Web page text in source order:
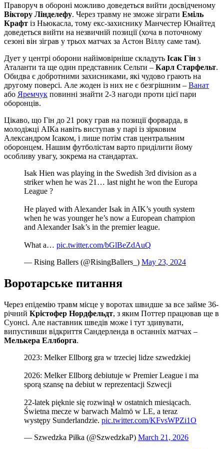
Праворуч в обороні можливо доведеться вийти досвідченому
Віктору Лінделефу. Через травму не зможе зіграти Еміль
Крафт із Ньюкасла, тому екс-захиснику Манчестер Юнайтед
доведеться вийти на незвичній позиції (хоча в поточному
сезоні він зіграв у трьох матчах за Астон Віллу саме там).
Дует у центрі оборони найімовірніше складуть Ісак Гін з
Аталанти та ще один представник Сельти – Карл Старфельт.
Обидва є добротними захисниками, які чудово грають на
другому поверсі. Але жоден із них не є безгрішним – Ванат
або Яремчук повинні знайти 2-3 нагоди проти цієї пари
оборонців.
Цікаво, що Гін до 21 року грав на позиції форварда, в
молодіжці АІКа навіть виступав у парі із зірковим
Александром Ісаком, і лише потім став центральним
оборонцем. Нашим футболістам варто приділити йому
особливу увагу, зокрема на стандартах.
Isak Hien was playing in the Swedish 3rd division as a
striker when he was 21… last night he won the Europa
League ?
He played with Alexander Isak in AIK’s youth system
when he was younger he’s now a European champion
and Alexander Isak’s in the premier league.
What a… pic.twitter.com/bGlBeZdAuQ
— Rising Ballers (@RisingBallers_) May 23, 2024
Воротарське питання
Через епідемію травм місце у воротах швидше за все займе 36-
річний Крістофер Нордфельдт, з яким Поттер працював ще в
Суонсі. Але наставник шведів може і тут здивувати,
випустивши відкриття Сандерленда в останніх матчах –
Мелькера Еллборга.
2023: Melker Ellborg gra w trzeciej lidze szwedzkiej
2026: Melker Ellborg debiutuje w Premier League i ma
sporą szansę na debiut w reprezentacji Szwecji
22-latek pięknie się rozwinął w ostatnich miesiącach.
Świetna mecze w barwach Malmö w LE, a teraz
występy Sunderlandzie. pic.twitter.com/KFvsWPZi1O
— Szwedzka Piłka (@SzwedzkaP) March 21, 2026